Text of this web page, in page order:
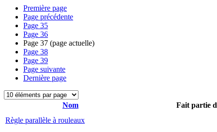
Première page
Page précédente
Page 35
Page 36
Page 37 (page actuelle)
Page 38
Page 39
Page suivante
Dernière page
Nom
Fait partie
Règle parallèle à rouleaux